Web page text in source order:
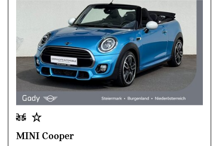
MINI Cooper